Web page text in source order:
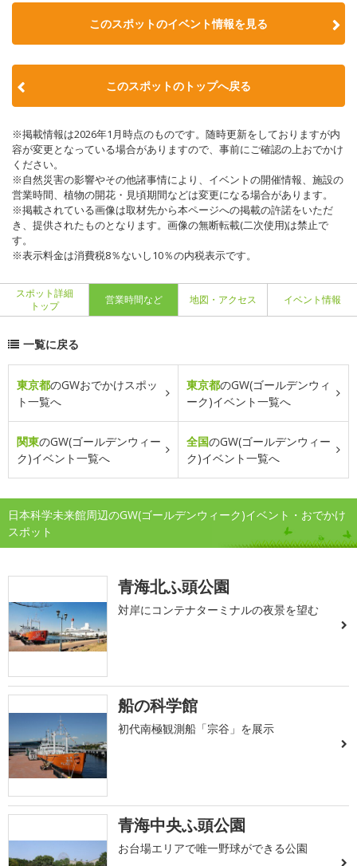
このスポットのイベント情報を見る
このスポットのトップへ戻る
※掲載情報は2026年1月時点のものです。随時更新をしておりますが内
容が変更となっている場合がありますので、事前にご確認の上おでかけ
ください。
※自然災害の影響やその他諸事情により、イベントの開催情報、施設の
営業時間、植物の開花・見頃期間などは変更になる場合があります。
※掲載されている画像は取材先から本ページへの掲載の許諾をいただ
き、提供されたものとなります。画像の無断転載(二次使用)は禁止で
す。
※表示料金は消費税8％ないし10％の内税表示です。
スポット詳細
トップ
営業時間など 地図・アクセス イベント情報
一覧に戻る
東京都のGWおでかけスポッ
ト一覧へ
東京都のGW(ゴールデンウィ
ーク)イベント一覧へ
関東のGW(ゴールデンウィー
ク)イベント一覧へ
全国のGW(ゴールデンウィー
ク)イベント一覧へ
日本科学未来館周辺のGW(ゴールデンウィーク)イベント・おでかけ
スポット
青海北ふ頭公園
対岸にコンテナターミナルの夜景を望む
船の科学館
初代南極観測船「宗谷」を展示
青海中央ふ頭公園
お台場エリアで唯一野球ができる公園